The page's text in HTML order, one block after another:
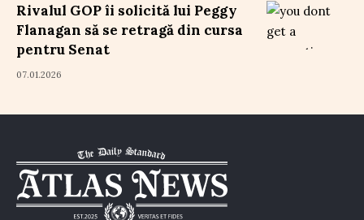
Rivalul GOP îi solicită lui Peggy
Flanagan să se retragă din cursa
pentru Senat
07.01.2026